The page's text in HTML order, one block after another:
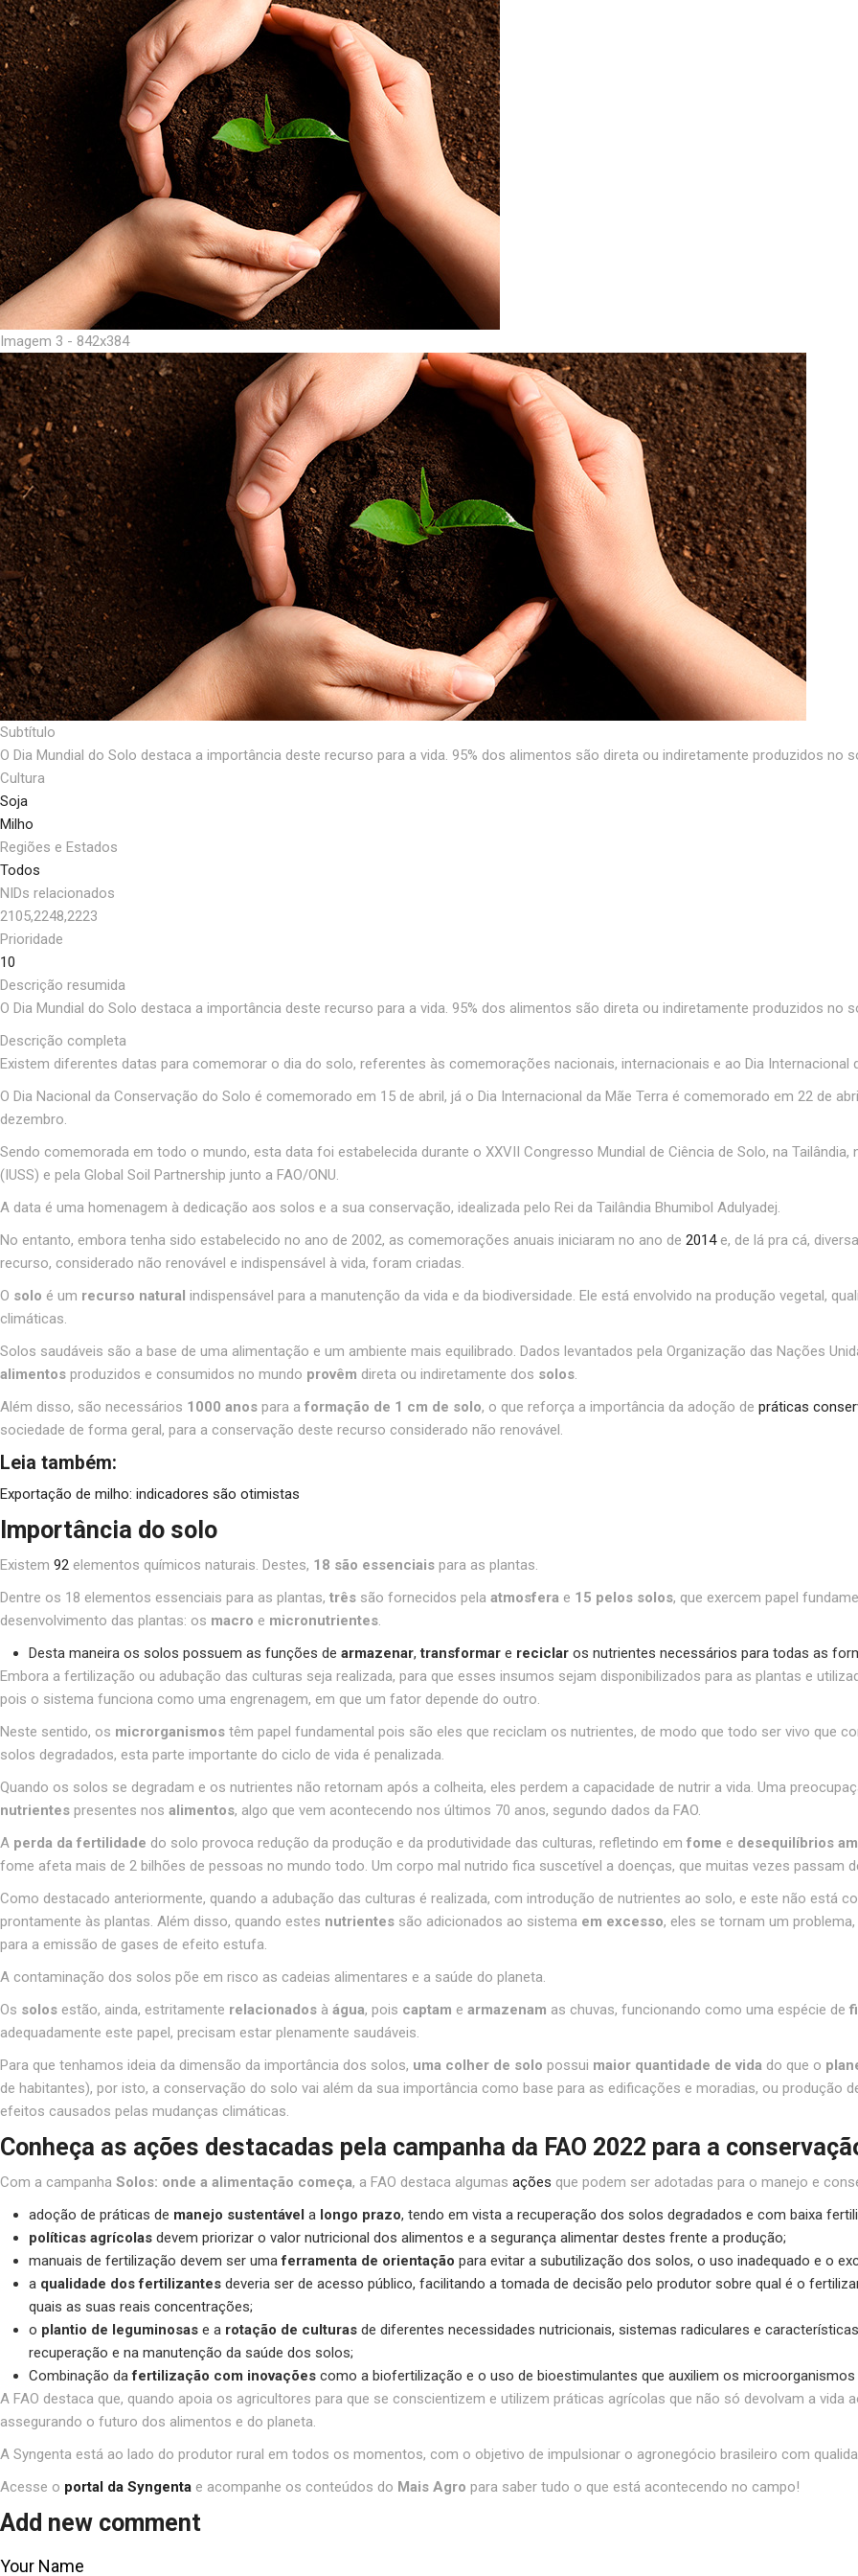
Imagem 3 - 842x384
Subtítulo
O Dia Mundial do Solo destaca a importância deste recurso para a vida. 95% dos alimentos são direta ou indiretamente produzidos no
Cultura
Soja
Milho
Regiões e Estados
Todos
NIDs relacionados
2105,2248,2223
Prioridade
10
Descrição resumida
O Dia Mundial do Solo destaca a importância deste recurso para a vida. 95% dos alimentos são direta ou indiretamente produzidos no
Descrição completa
Existem diferentes datas para comemorar o dia do solo, referentes às comemorações nacionais, internacionais e ao Dia Internacional
O Dia Nacional da Conservação do Solo é comemorado em 15 de abril, já o Dia Internacional da Mãe Terra é comemorado em 22 de
dezembro.
Sendo comemorada em todo o mundo, esta data foi estabelecida durante o XXVII Congresso Mundial de Ciência de Solo, na
(IUSS) e pela Global Soil Partnership junto a FAO/ONU.
A data é uma homenagem à dedicação aos solos e a sua conservação, idealizada pelo Rei da Tailândia Bhumibol Adulyadej.
No entanto, embora tenha sido estabelecido no ano de 2002, as comemorações anuais iniciaram no ano de 2014e, de lá pra cá,
recurso, considerado não renovável e indispensável à vida, foram criadas.
O solo é um recurso natural indispensável para a manutenção da vida e da biodiversidade. Ele está envolvido na produção vegetal,
climáticas.
Solos saudáveis são a base de uma alimentação e um ambiente mais equilibrado. Dados levantados pela Organização das Nações
alimentos produzidos e consumidos no mundo provêm direta ou indiretamente dos solos.
Além disso, são necessários 1000 anos para a formação de 1 cm de solo, o que reforça a importância da adoção de práticas
sociedade de forma geral, para a conservação deste recurso considerado não renovável.
Leia também:
Exportação de milho: indicadores são otimistas
Importância do solo
Existem 92 elementos químicos naturais. Destes, 18 são essenciais para as plantas.
Dentre os 18 elementos essenciais para as plantas, três são fornecidos pela atmosfera e 15 pelos solos, que exercem papel
desenvolvimento das plantas: os macro e micronutrientes.
Desta maneira os solos possuem as funções de armazenar,transformar e reciclar os nutrientes necessários para todas as
Embora a fertilização ou adubação das culturas seja realizada, para que esses insumos sejam disponibilizados para as plantas e
pois o sistema funciona como uma engrenagem, em que um fator depende do outro.
Neste sentido, os microrganismos têm papel fundamental pois são eles que reciclam os nutrientes, de modo que todo ser vivo que
solos degradados, esta parte importante do ciclo de vida é penalizada.
Quando os solos se degradam e os nutrientes não retornam após a colheita, eles perdem a capacidade de nutrir a vida. Uma
nutrientes presentes nos alimentos, algo que vem acontecendo nos últimos 70 anos, segundo dados da FAO.
A perda da fertilidade do solo provoca redução da produção e da produtividade das culturas, refletindo em fome e desequilíbrios
fome afeta mais de 2 bilhões de pessoas no mundo todo. Um corpo mal nutrido fica suscetível a doenças, que muitas vezes passam
Como destacado anteriormente, quando a adubação das culturas é realizada, com introdução de nutrientes ao solo, e este não está
prontamente às plantas. Além disso, quando estes nutrientes são adicionados ao sistema em excesso, eles se tornam um
para a emissão de gases de efeito estufa.
A contaminação dos solos põe em risco as cadeias alimentares e a saúde do planeta.
Os solos estão, ainda, estritamente relacionados à água, pois captam e armazenam as chuvas, funcionando como uma espécie de
adequadamente este papel, precisam estar plenamente saudáveis.
Para que tenhamos ideia da dimensão da importância dos solos, uma colher de solo possui maior quantidade de vida do que o
de habitantes), por isto, a conservação do solo vai além da sua importância como base para as edificações e moradias, ou produção
efeitos causados pelas mudanças climáticas.
Conheça as ações destacadas pela campanha da FAO 2022 para a
Com a campanha Solos: onde a alimentação começa, a FAO destaca algumas ações que podem ser adotadas para o manejo e
adoção de práticas de manejo sustentável a longo prazo, tendo em vista a recuperação dos solos degradados e com baixa
políticas agrícolas devem priorizar o valor nutricional dos alimentos e a segurança alimentar destes frente a produção;
manuais de fertilização devem ser umaferramenta de orientação para evitar a subutilização dos solos, o uso inadequado e o
a qualidade dos fertilizantes deveria ser de acesso público, facilitando a tomada de decisão pelo produtor sobre qual é o
quais as suas reais concentrações;
o plantio de leguminosas e a rotação de culturas de diferentes necessidades nutricionais, sistemas radiculares e
recuperação e na manutenção da saúde dos solos;
Combinação dafertilização com inovações como a biofertilização e o uso de bioestimulantes que auxiliem os
A FAO destaca que, quando apoia os agricultores para que se conscientizem e utilizem práticas agrícolas que não só devolvam a
assegurando o futuro dos alimentos e do planeta.
A Syngenta está ao lado do produtor rural em todos os momentos, com o objetivo de impulsionar o agronegócio brasileiro com
Acesse o portal da Syngenta e acompanhe os conteúdos do Mais Agro para saber tudo o que está acontecendo no campo!
Add new comment
Your Name